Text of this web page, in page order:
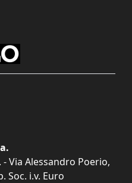
Via Alessandro Poerio,
Soc. i.v. Euro